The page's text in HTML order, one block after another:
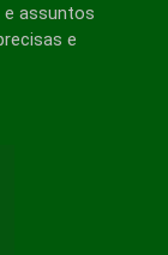
e assuntos
e